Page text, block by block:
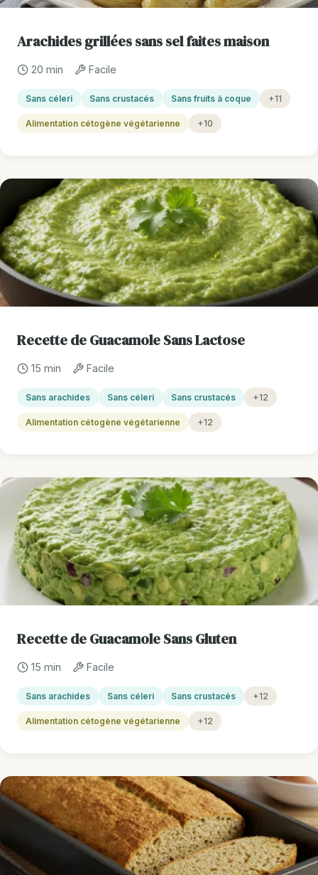
Arachides grillées sans sel faites maison
20 min Facile
Sans céleri Sans crustacés Sans fruits à coque +11
Alimentation cétogène végétarienne +10
Recette de Guacamole Sans Lactose
15 min Facile
Sans arachides Sans céleri Sans crustacés +12
Alimentation cétogène végétarienne +12
Recette de Guacamole Sans Gluten
15 min Facile
Sans arachides Sans céleri Sans crustacés +12
Alimentation cétogène végétarienne +12